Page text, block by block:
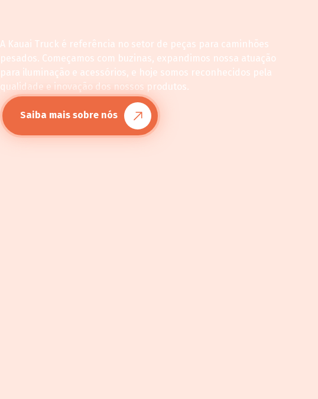
A Kauai Truck é referência no setor de peças para caminhões
pesados. Começamos com buzinas, expandimos nossa atuação
para iluminação e acessórios, e hoje somos reconhecidos pela
qualidade e inovação dos nossos produtos.
Saiba mais sobre nós